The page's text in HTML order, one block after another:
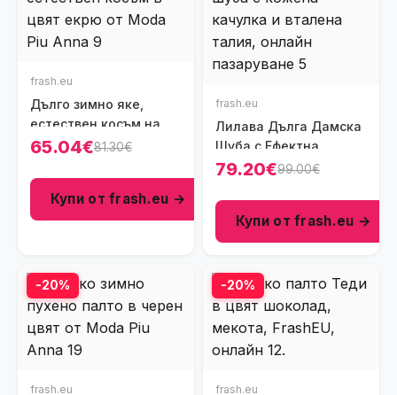
frash.eu
Дълго зимно яке,
естествен косъм на
качулката, цвят екрю,
65.04€81.30€
Купи от frash.eu →
frash.eu
Лилава Дълга Дамска
Шуба с Ефектна
Кожена Качулка и
79.20€99.00€
Купи от frash.eu →
-20%
frash.eu
-20%
frash.eu